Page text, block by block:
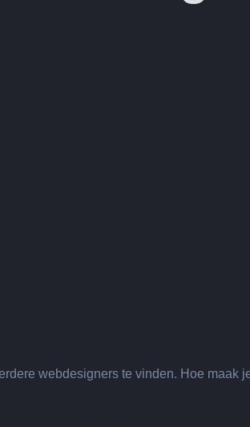
webdesigners te vinden. Hoe maak